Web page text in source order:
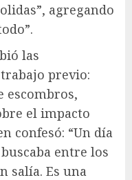
agregando
las
previo:
escombros,
el impacto
confesó: “Un día
entre los
salía. Es una